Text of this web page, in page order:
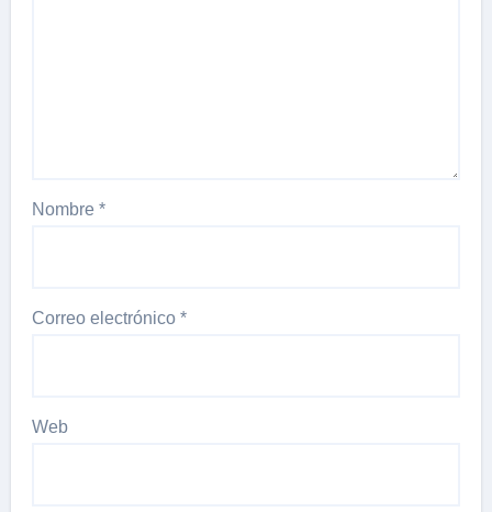
Nombre*
Correo electrónico*
Web